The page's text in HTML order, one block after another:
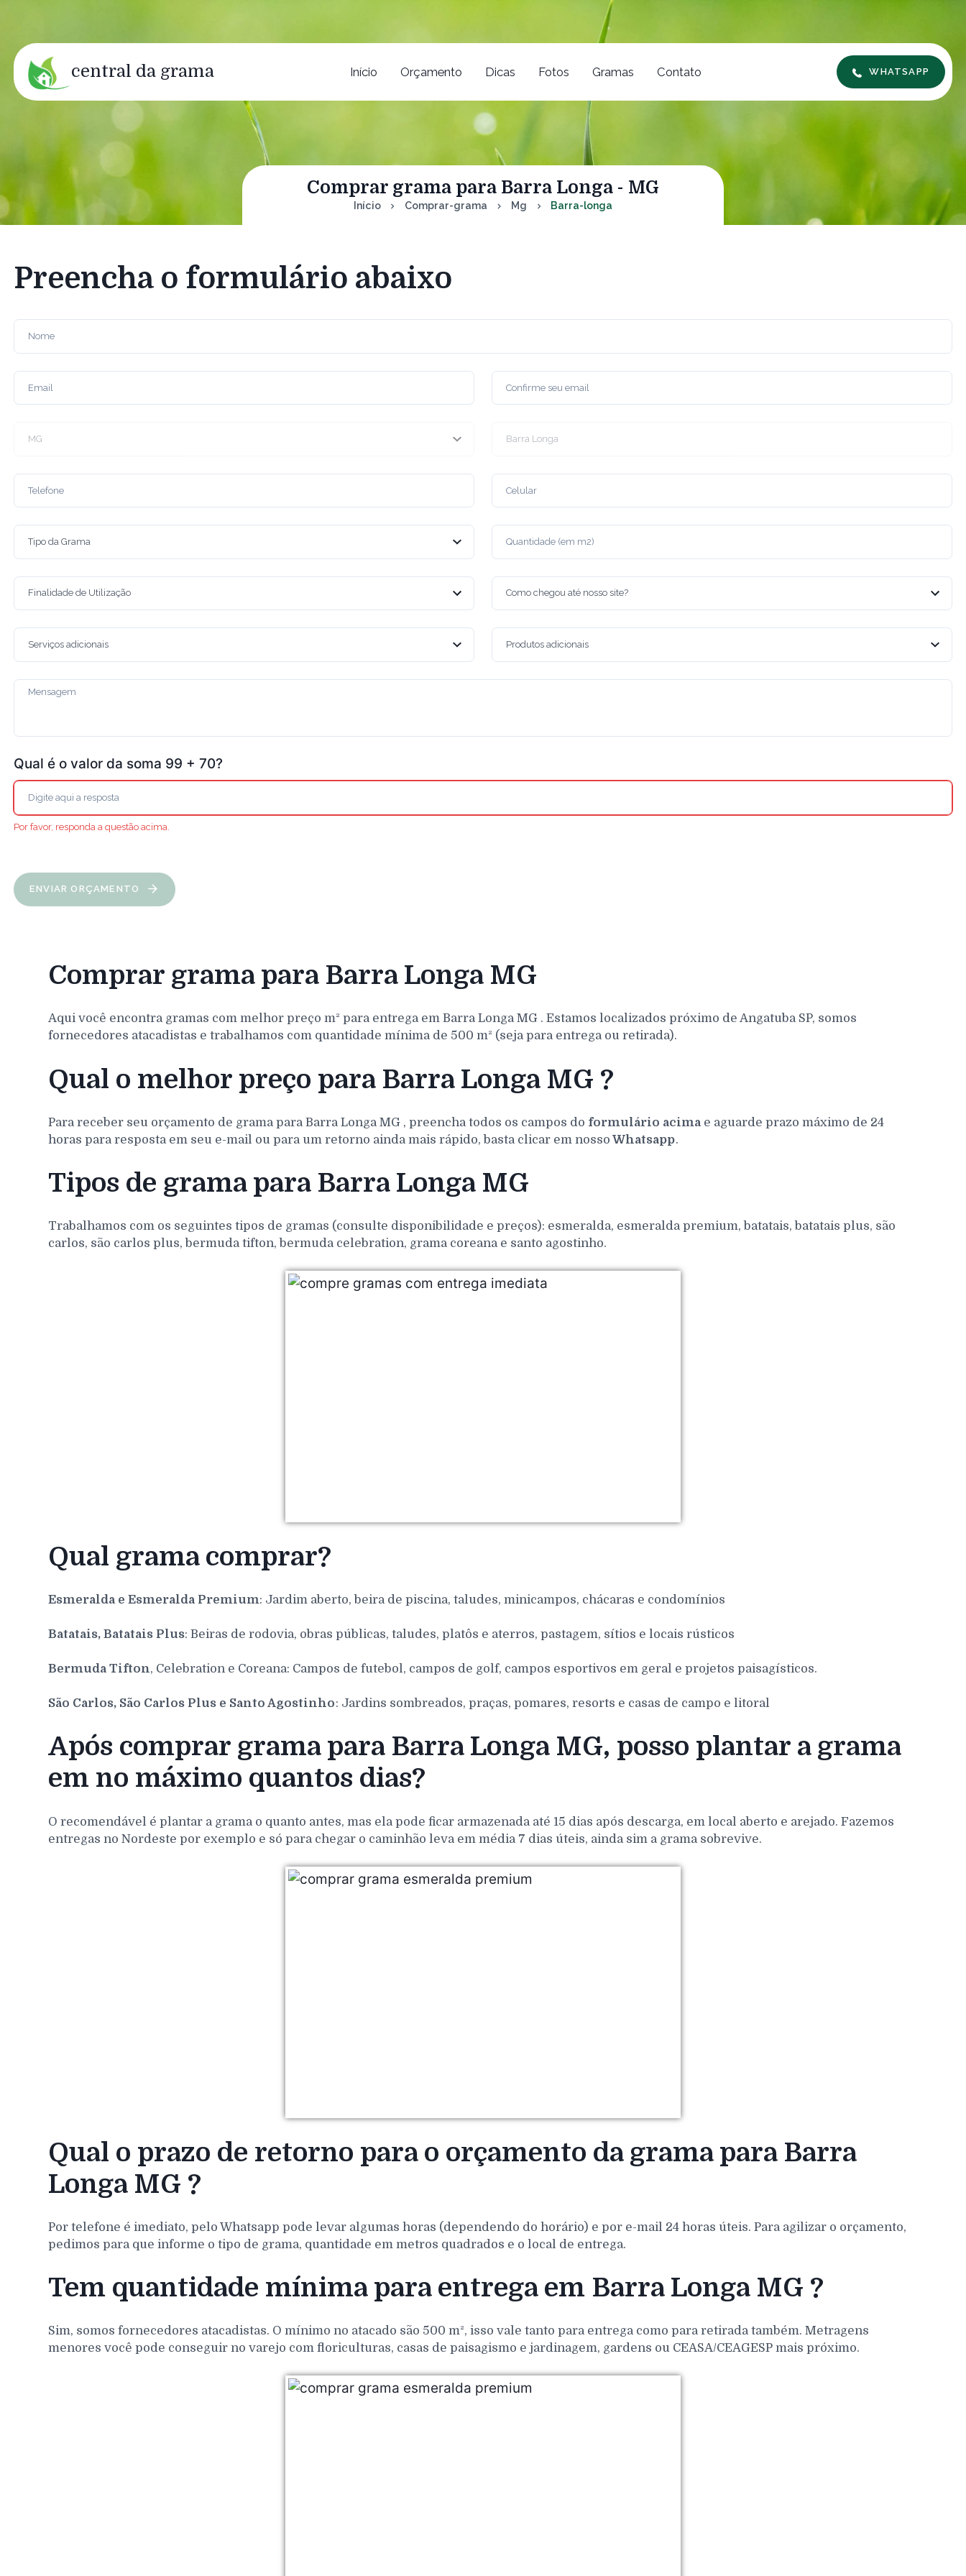
central da grama Início Orçamento Dicas Fotos Gramas Contato WHATSAPP
Comprar grama para Barra Longa - MG
Início Comprar-grama Mg Barra-longa
Preencha o formulário abaixo
Qual é o valor da soma 99 + 70?
Por favor, responda a questão acima.
ENVIAR ORÇAMENTO
Comprar grama para Barra Longa MG
Aqui você encontra gramas com melhor preço m² para entrega em Barra Longa MG . Estamos localizados próximo de Angatuba SP, somos
fornecedores atacadistas e trabalhamos com quantidade mínima de 500 m² (seja para entrega ou retirada).
Qual o melhor preço para Barra Longa MG ?
Para receber seu orçamento de grama para Barra Longa MG , preencha todos os campos do formulário acima e aguarde prazo máximo de 24
horas para resposta em seu e-mail ou para um retorno ainda mais rápido, basta clicar em nosso Whatsapp.
Tipos de grama para Barra Longa MG
Trabalhamos com os seguintes tipos de gramas (consulte disponibilidade e preços): esmeralda, esmeralda premium, batatais, batatais plus, são
carlos, são carlos plus, bermuda tifton, bermuda celebration, grama coreana e santo agostinho.
Qual grama comprar?
Esmeralda e Esmeralda Premium: Jardim aberto, beira de piscina, taludes, minicampos, chácaras e condomínios
Batatais, Batatais Plus: Beiras de rodovia, obras públicas, taludes, platôs e aterros, pastagem, sítios e locais rústicos
Bermuda Tifton, Celebration e Coreana: Campos de futebol, campos de golf, campos esportivos em geral e projetos paisagísticos.
São Carlos, São Carlos Plus e Santo Agostinho: Jardins sombreados, praças, pomares, resorts e casas de campo e litoral
Após comprar grama para Barra Longa MG, posso plantar a grama
em no máximo quantos dias?
O recomendável é plantar a grama o quanto antes, mas ela pode ficar armazenada até 15 dias após descarga, em local aberto e arejado. Fazemos
entregas no Nordeste por exemplo e só para chegar o caminhão leva em média 7 dias úteis, ainda sim a grama sobrevive.
Qual o prazo de retorno para o orçamento da grama para Barra
Longa MG ?
Por telefone é imediato, pelo Whatsapp pode levar algumas horas (dependendo do horário) e por e-mail 24 horas úteis. Para agilizar o orçamento,
pedimos para que informe o tipo de grama, quantidade em metros quadrados e o local de entrega.
Tem quantidade mínima para entrega em Barra Longa MG ?
Sim, somos fornecedores atacadistas. O mínimo no atacado são 500 m², isso vale tanto para entrega como para retirada também. Metragens
menores você pode conseguir no varejo com floriculturas, casas de paisagismo e jardinagem, gardens ou CEASA/CEAGESP mais próximo.